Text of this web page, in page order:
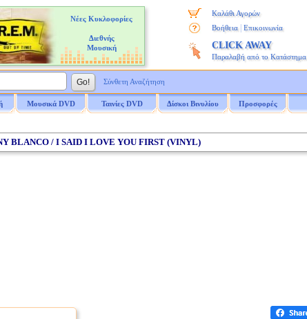
Νέες Κυκλοφορίες
Διεθνής
Μουσική
Καλάθι Αγορών
Βοήθεια
Επικοινωνία
CLICK AWAY
Παραλαβή από το Κατάστημα
Σύνθετη Αναζήτηση
Μουσικά DVD Ταινίες DVD Δίσκοι Βινυλίου Προσφορές
BLANCO / I SAID I LOVE YOU FIRST (VINYL)